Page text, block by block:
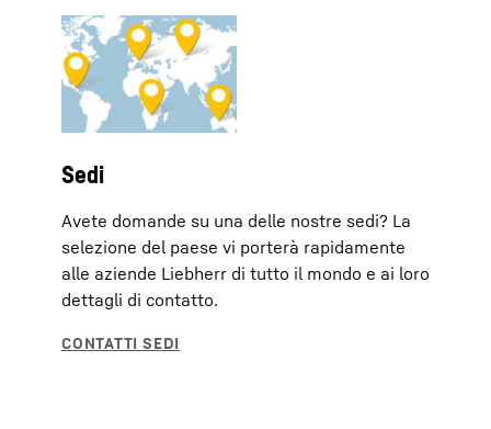
Sedi
Avete domande su una delle nostre sedi? La
selezione del paese vi porterà rapidamente
alle aziende Liebherr di tutto il mondo e ai loro
dettagli di contatto.